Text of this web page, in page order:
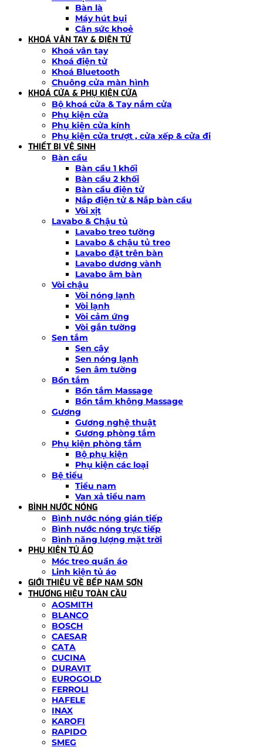
Bàn là
Máy hút bụi
Cân sức khoẻ
KHOÁ VÂN TAY & ĐIỆN TỬ
Khoá vân tay
Khoá điện tử
Khoá Bluetooth
Chuông cửa màn hình
KHOÁ CỬA & PHỤ KIỆN CỬA
Bộ khoá cửa & Tay nắm cửa
Phụ kiện cửa
Phụ kiện cửa kính
Phụ kiện cửa trượt , cửa xếp & cửa đi
THIẾT BỊ VỆ SINH
Bàn cầu
Bàn cầu 1 khối
Bàn cầu 2 khối
Bàn cầu điện tử
Nắp điện tử & Nắp bàn cầu
Vòi xịt
Lavabo & Chậu tủ
Lavabo treo tường
Lavabo & chậu tủ treo
Lavabo đặt trên bàn
Lavabo dương vành
Lavabo âm bàn
Vòi chậu
Vòi nóng lạnh
Vòi lạnh
Vòi cảm ứng
Vòi gắn tường
Sen tắm
Sen cây
Sen nóng lạnh
Sen âm tường
Bồn tắm
Bồn tắm Massage
Bồn tắm không Massage
Gương
Gương nghệ thuật
Gương phòng tắm
Phụ kiện phòng tắm
Bộ phụ kiện
Phụ kiện các loại
Bệ tiểu
Tiểu nam
Van xả tiểu nam
BÌNH NƯỚC NÓNG
Bình nước nóng gián tiếp
Bình nước nóng trực tiếp
Bình năng lượng mặt trời
PHỤ KIỆN TỦ ÁO
Móc treo quần áo
Linh kiện tủ áo
GIỚI THIỆU VỀ BẾP NAM SƠN
THƯƠNG HIỆU TOÀN CẦU
AOSMITH
BLANCO
BOSCH
CAESAR
CATA
CUCINA
DURAVIT
EUROGOLD
FERROLI
HAFELE
INAX
KAROFI
RAPIDO
SMEG